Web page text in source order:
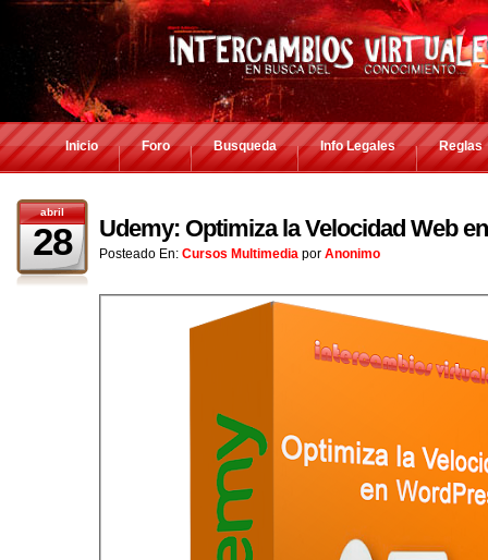
Inicio Foro Busqueda Info Legales Reglas
abril
28 Udemy: Optimiza la Velocidad Web
Posteado En: Cursos Multimedia por Anonimo